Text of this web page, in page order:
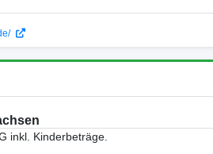
inkl. Kinderbeträge.